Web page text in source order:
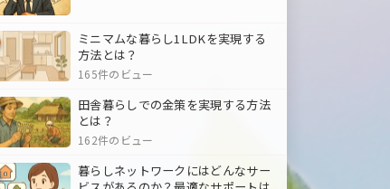
ミニマムな暮らし1LDKを実現する
方法とは？
165件のビュー
田舎暮らしでの金策を実現する方法
とは？
162件のビュー
暮らしネットワークにはどんなサー